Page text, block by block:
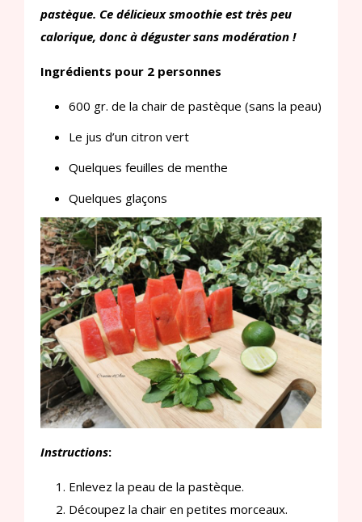
pastèque. Ce délicieux smoothie est très peu
calorique, donc à déguster sans modération !
Ingrédients pour 2 personnes
600 gr. de la chair de pastèque (sans la peau)
Le jus d’un citron vert
Quelques feuilles de menthe
Quelques glaçons
Instructions:
Enlevez la peau de la pastèque.
Découpez la chair en petites morceaux.